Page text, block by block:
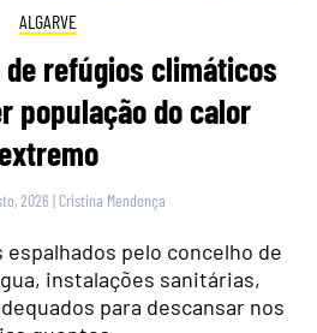
ALGARVE
refúgios climáticos
população do calor
2026 | Cristina Mendonça
pelo concelho de
instalações sanitárias,
para descansar nos